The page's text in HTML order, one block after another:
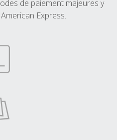
de paiement majeures y
Express.